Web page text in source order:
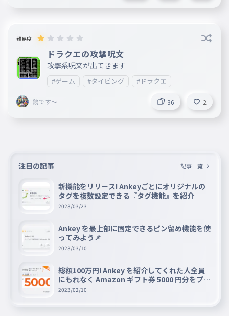
難易度
ドラクエの攻撃呪文
攻撃系呪文が出てきます
#ゲーム #タイピング #ドラクエ
鏡です〜 36 2
注目の記事 記事一覧
新機能をリリース! Ankeyごとにオリジナルの
タグを複数設定できる『タグ機能』を紹介
2023/03/23
Ankey を最上部に固定できるピン留め機能を使
ってみよう📌
2023/03/10
総額100万円! Ankey を紹介してくれた人全員
にもれなく Amazon ギフト券 5000 円分をプレ
ゼントキャンペーン!!
2023/02/10